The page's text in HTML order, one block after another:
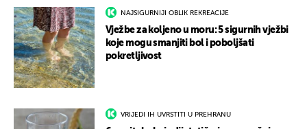
NAJSIGURNIJI OBLIK REKREACIJE
Vježbe za koljeno u moru: 5 sigurnih vježbi
koje mogu smanjiti bol i poboljšati
pokretljivost
VRIJEDI IH UVRSTITI U PREHRANU